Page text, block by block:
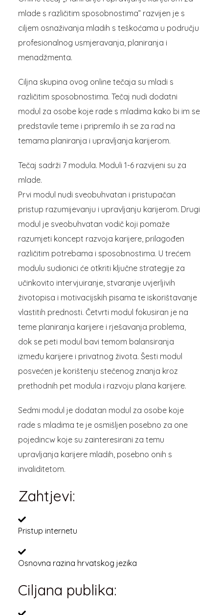
mlade s različitim sposobnostima” razvijen je s
ciljem osnaživanja mladih s teškoćama u području
profesionalnog usmjeravanja, planiranja i
menadžmenta.
Ciljna skupina ovog online tečaja su mladi s
različitim sposobnostima. Tečaj nudi dodatni
modul za osobe koje rade s mladima kako bi im se
predstavile teme i pripremilo ih se za rad na
temama planiranja i upravljanja karijerom.
Tečaj sadrži 7 modula. Moduli 1-6 razvijeni su za
mlade.
Prvi modul nudi sveobuhvatan i pristupačan
pristup razumijevanju i upravljanju karijerom. Drugi
modul je sveobuhvatan vodič koji pomaže
razumjeti koncept razvoja karijere, prilagođen
različitim potrebama i sposobnostima. U trećem
modulu sudionici će otkriti ključne strategije za
učinkovito intervjuiranje, stvaranje uvjerljivih
životopisa i motivacijskih pisama te iskorištavanje
vlastitih prednosti. Četvrti modul fokusiran je na
teme planiranja karijere i rješavanja problema,
dok se peti modul bavi temom balansiranja
između karijere i privatnog života. Šesti modul
posvećen je korištenju stečenog znanja kroz
prethodnih pet modula i razvoju plana karijere.
Sedmi modul je dodatan modul za osobe koje
rade s mladima te je osmišljen posebno za one
pojedincw koje su zainteresirani za temu
upravljanja karijere mladih, posebno onih s
invaliditetom.
Zahtjevi:
Pristup internetu
Osnovna razina hrvatskog jezika
Ciljana publika: